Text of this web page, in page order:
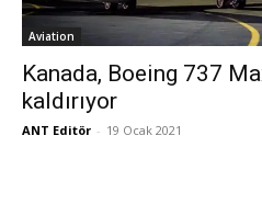
Aviation
Kanada, Boeing 737
kaldırıyor
ANT Editör - 19 Ocak 2021